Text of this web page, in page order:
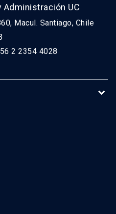
Administración UC
Macul. Santiago, Chile
2 2354 4028